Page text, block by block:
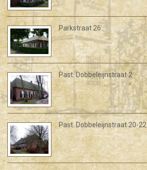
Parkstraat 26
Past. Dobbeleijnstraat 2
Past. Dobbeleijnstraat 20-22